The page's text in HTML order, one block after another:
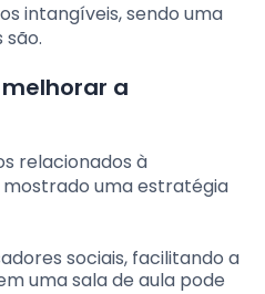
intangíveis, sendo uma
a
relacionados à
uma estratégia
sociais, facilitando a
uma sala de aula pode